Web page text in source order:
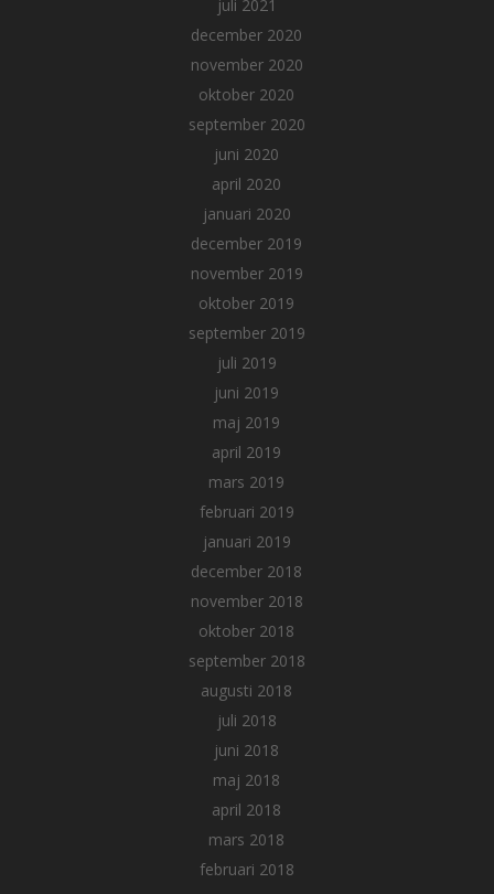
juli 2021
december 2020
november 2020
oktober 2020
september 2020
juni 2020
april 2020
januari 2020
december 2019
november 2019
oktober 2019
september 2019
juli 2019
juni 2019
maj 2019
april 2019
mars 2019
februari 2019
januari 2019
december 2018
november 2018
oktober 2018
september 2018
augusti 2018
juli 2018
juni 2018
maj 2018
april 2018
mars 2018
februari 2018